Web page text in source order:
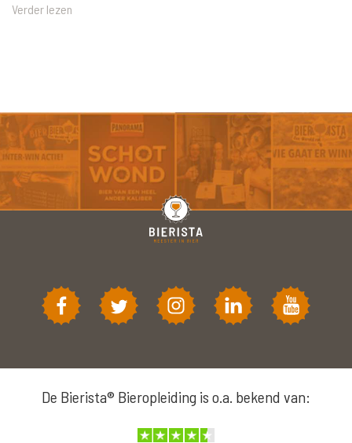
Verder lezen
De Bierista® Bieropleiding is o.a. bekend van: